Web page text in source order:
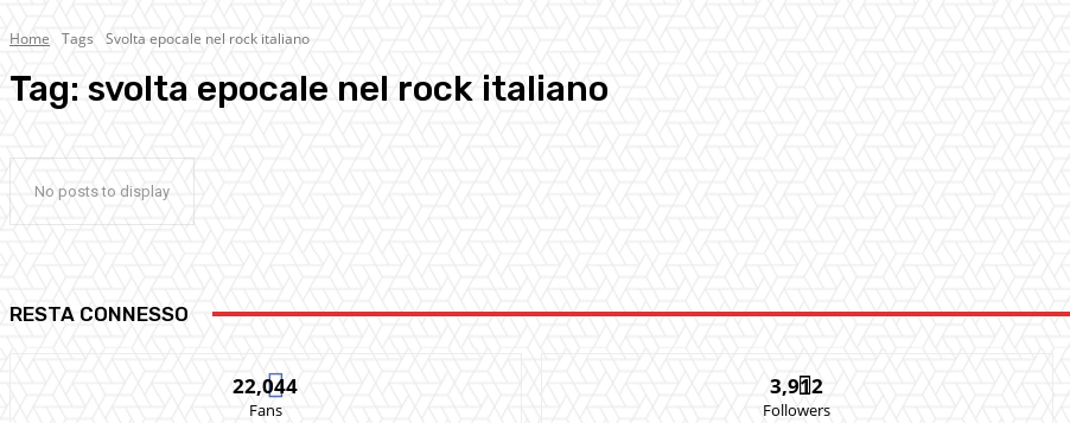
Home Tags Svolta epocale nel rock italiano
Tag: svolta epocale nel rock italiano
No posts to display
RESTA CONNESSO
22,044
Fans
3,912
Followers